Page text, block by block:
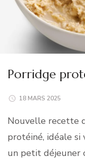
Porridge
18 MARS 2025
Nouvelle recette
protéiné, idéale si
un petit déjeuner